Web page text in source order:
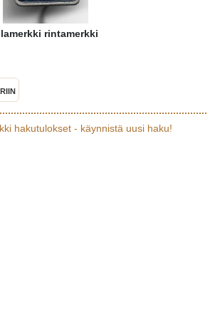
rintamerkki
hakutulokset - käynnistä uusi haku!